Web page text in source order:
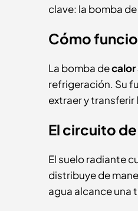
clave: la bomba
Cómo
La bomba decalor
refrigeración. Su
extraer y transferir
El circuito
El suelo radiante
distribuye de
agua alcance una